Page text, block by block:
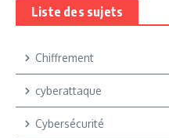
Liste des sujets
Chiffrement
cyberattaque
Cybersécurité